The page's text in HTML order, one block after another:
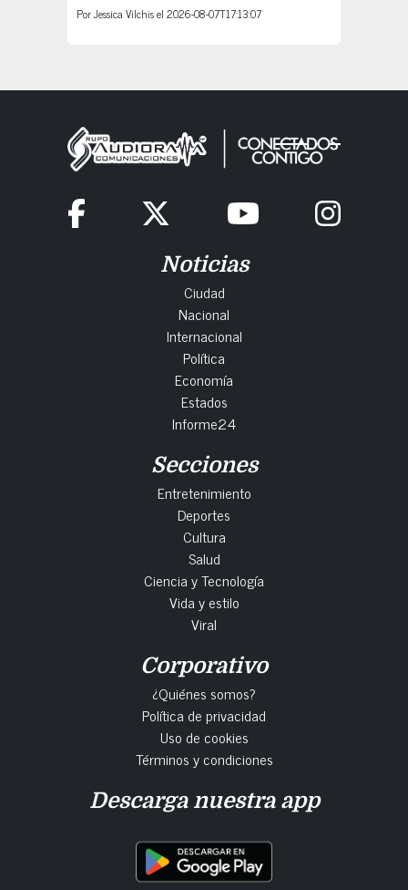
PorJessica Vilchisel 2026-08-07T17:13:07
Noticias
Ciudad
Nacional
Internacional
Política
Economía
Estados
Informe24
Secciones
Entretenimiento
Deportes
Cultura
Salud
Ciencia y Tecnología
Vida y estilo
Viral
Corporativo
¿Quiénes somos?
Política de privacidad
Uso de cookies
Términos y condiciones
Descarga nuestra app